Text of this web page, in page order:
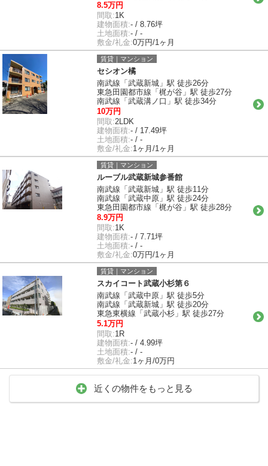
8.5万円
間取:1K
建物面積:- / 8.76坪
土地面積:- / -
敷金/礼金:0万円/1ヶ月
賃貸｜マンション
セシオン橘
南武線「武蔵新城」駅 徒歩26分
東急田園都市線「梶が谷」駅 徒歩27分
南武線「武蔵溝ノ口」駅 徒歩34分
10万円
間取:2LDK
建物面積:- / 17.49坪
土地面積:- / -
敷金/礼金:1ヶ月/1ヶ月
賃貸｜マンション
ルーブル武蔵新城参番館
南武線「武蔵新城」駅 徒歩11分
南武線「武蔵中原」駅 徒歩24分
東急田園都市線「梶が谷」駅 徒歩28分
8.9万円
間取:1K
建物面積:- / 7.71坪
土地面積:- / -
敷金/礼金:0万円/1ヶ月
賃貸｜マンション
スカイコート武蔵小杉第６
南武線「武蔵中原」駅 徒歩5分
南武線「武蔵新城」駅 徒歩20分
東急東横線「武蔵小杉」駅 徒歩27分
5.1万円
間取:1R
建物面積:- / 4.99坪
土地面積:- / -
敷金/礼金:1ヶ月/0万円
近くの物件をもっと見る